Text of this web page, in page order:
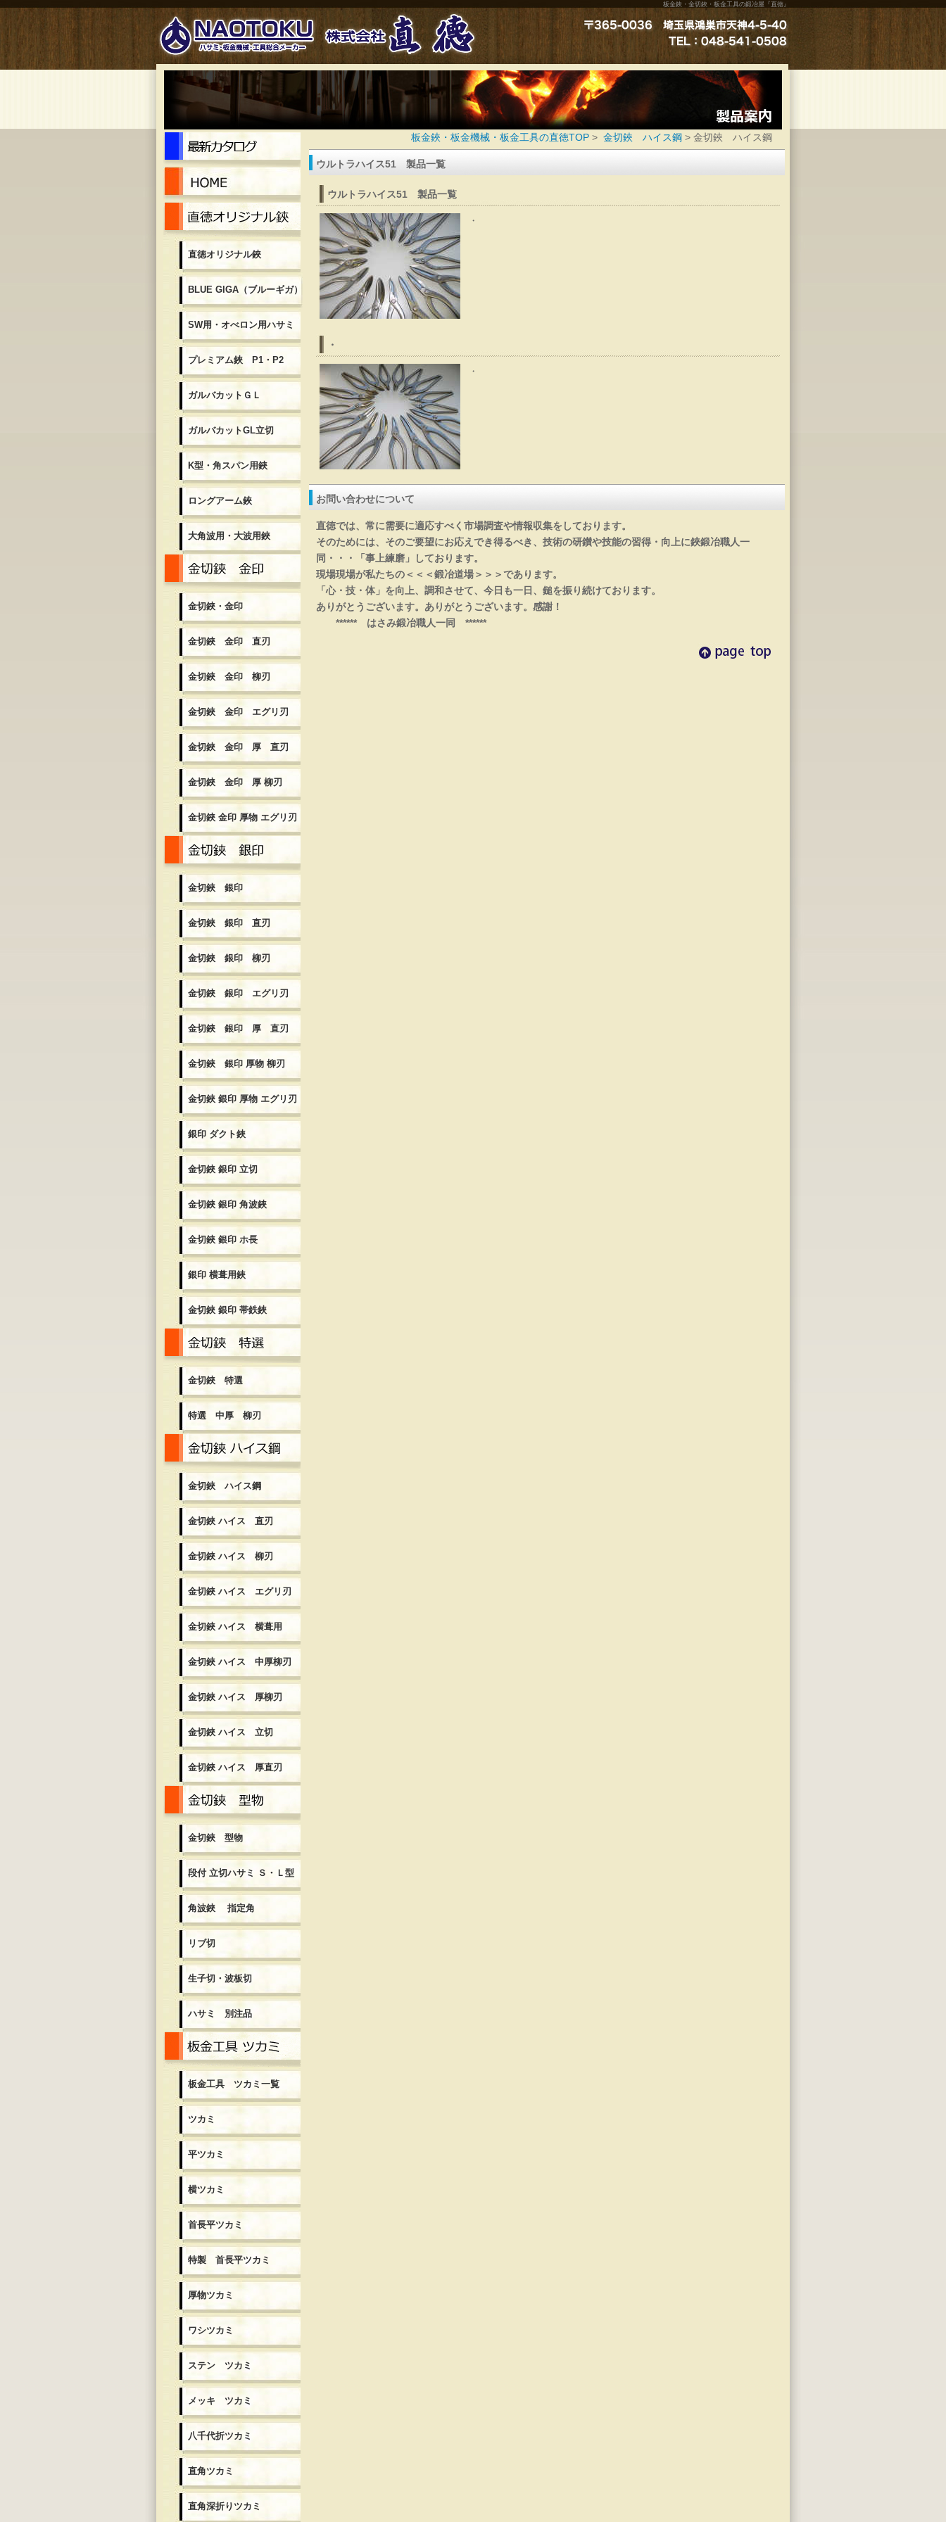
板金鋏・金切鋏・板金工具の鍛冶屋『直徳』
Home
直徳オリジナル鋏
直徳オリジナル鋏
BLUE GIGA（ブルーギガ）
SW用・オべロン用ハサミ
プレミアム鋏 P1・P2
ガルバカットＧＬ
ガルバカットGL立切
K型・角スパン用鋏
ロングアーム鋏
大角波用・大波用鋏
金切鋏・金印
金切鋏・金印
金切鋏 金印 直刃
金切鋏 金印 柳刃
金切鋏 金印 エグリ刃
金切鋏 金印 厚 直刃
金切鋏 金印 厚 柳刃
金切鋏 金印 厚物 エグリ刃
金切鋏 銀印
金切鋏 銀印 直刃
金切鋏 銀印 柳刃
金切鋏 銀印 エグリ刃
金切鋏 銀印 厚 直刃
金切鋏 銀印 厚物 柳刃
金切鋏 銀印 厚物 エグリ刃
銀印 ダクト鋏
金切鋏 銀印 立切
金切鋏 銀印 角波鋏
金切鋏 銀印 ホ長
銀印 横葺用鋏
金切鋏 銀印 帯鉄鋏
金切鋏 特選
特選 中厚 柳刃
金切鋏 ハイス鋼
金切鋏 ハイス 直刃
金切鋏 ハイス 柳刃
金切鋏 ハイス エグリ刃
金切鋏 ハイス 横葺用
金切鋏 ハイス 中厚柳刃
金切鋏 ハイス 厚柳刃
金切鋏 ハイス 立切
金切鋏 ハイス 厚直刃
金切鋏 型物
段付 立切ハサミ Ｓ・Ｌ型
角波鋏 指定角
リブ切
生子切・波板切
ハサミ 別注品
板金工具 ツカミ一覧
ツカミ
平ツカミ
横ツカミ
首長平ツカミ
特製 首長平ツカミ
厚物ツカミ
ワシツカミ
ステン ツカミ
メッキ ツカミ
八千代折ツカミ
直角ツカミ
直角深折りツカミ
板金鋏・板金機械・板金工具の直徳TOP > 金切鋏 ハイス鋼 > 金切鋏 ハイス鋼
ウルトラハイス51 製品一覧
ウルトラハイス51 製品一覧
・
・
・
お問い合わせについて
直徳では、常に需要に適応すべく市場調査や情報収集をしております。
そのためには、そのご要望にお応えでき得るべき、技術の研鑚や技能の習得・向上に鋏鍛冶職人一
同・・・「事上練磨」しております。
現場現場が私たちの＜＜＜鍛冶道場＞＞＞であります。
「心・技・体」を向上、調和させて、今日も一日、鎚を振り続けております。
ありがとうございます。ありがとうございます。感謝！
****** はさみ鍛冶職人一同 ******